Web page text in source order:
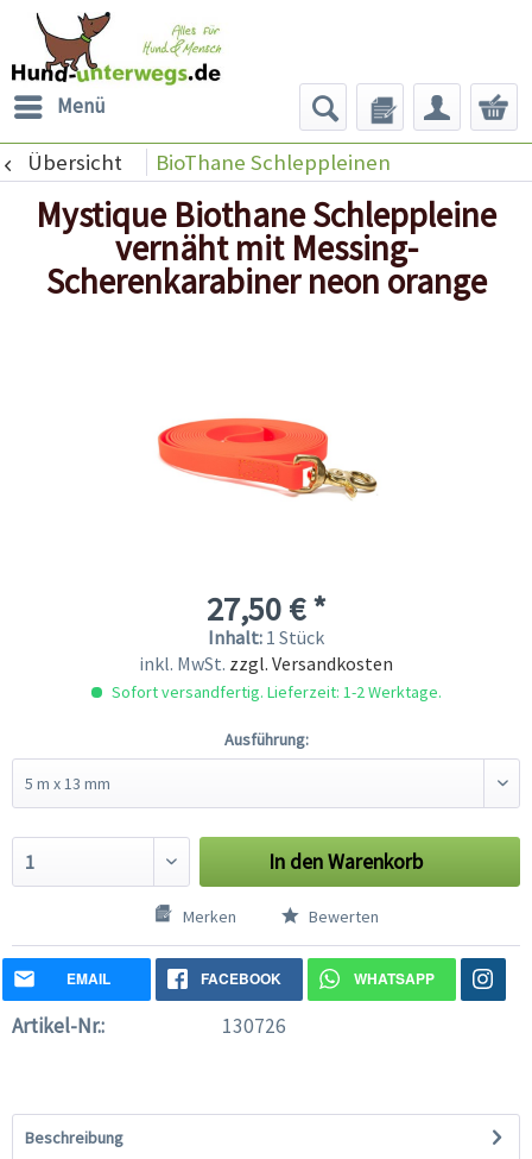
Menü
Übersicht BioThane Schleppleinen
Mystique Biothane Schleppleine
vernäht mit Messing-
Scherenkarabiner neon orange
27,50 € *
Inhalt: 1 Stück
inkl. MwSt. zzgl. Versandkosten
Sofort versandfertig. Lieferzeit: 1-2 Werktage.
Ausführung:
In denWarenkorb
Merken Bewerten
EMAIL FACEBOOK WHATSAPP
Artikel-Nr.: 130726
Beschreibung